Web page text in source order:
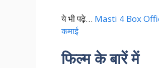
ये भी पढ़े… Masti 4 Box
कमाई
फिल्म के बारें में